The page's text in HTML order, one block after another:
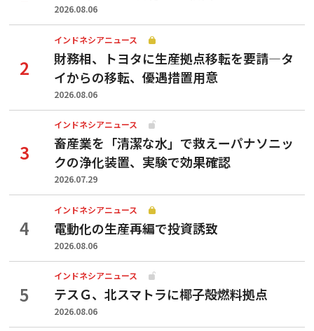
2026.08.06
インドネシアニュース
財務相、トヨタに生産拠点移転を要請—タ
イからの移転、優遇措置用意
2026.08.06
インドネシアニュース
畜産業を「清潔な水」で救えーパナソニッ
クの浄化装置、実験で効果確認
2026.07.29
インドネシアニュース
電動化の生産再編で投資誘致
2026.08.06
インドネシアニュース
テスＧ、北スマトラに椰子殻燃料拠点
2026.08.06